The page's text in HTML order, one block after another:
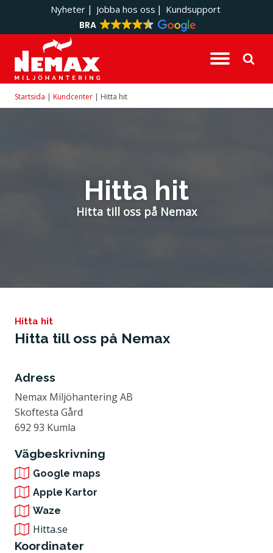
Nyheter | Jobba hos oss | Kundsupport
BRA
Startsida | Kundcenter | Hitta hit
Hitta hit
Hitta till oss på Nemax
Hitta hit
Hitta till oss på Nemax
Adress
Nemax Miljöhantering AB
Skoftesta Gård
692 93 Kumla
Vägbeskrivning
Google maps
Apple Kartor
Waze
Hitta.se
Koordinater
Tjänster
Avfallshantering
Om oss
Frågor och svar
Tillstånd och certifiering